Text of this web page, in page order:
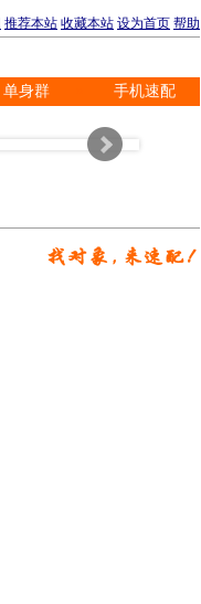
推荐本站 收藏本站 设为首页 帮助
单身群 手机速配